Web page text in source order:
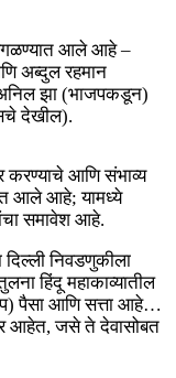
वगळण्यात आले आहे –
अब्दुल रहमान
झा (भाजपकडून)
देखील).
करण्याचे आणि संभाव्य
आले आहे; यामध्ये
समावेश आहे.
निवडणुकीला
हिंदू महाकाव्यातील
पैसा आणि सत्ता आहे…
आहेत, जसे ते देवासोबत